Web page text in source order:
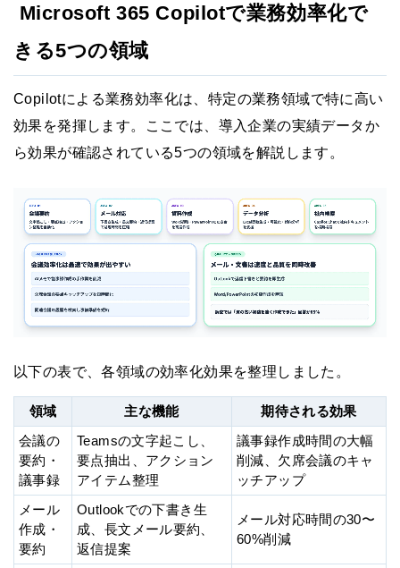
Microsoft 365 Copilotで業務効率化で
きる5つの領域
Copilotによる業務効率化は、特定の業務領域で特に高い
効果を発揮します。ここでは、導入企業の実績データか
ら効果が確認されている5つの領域を解説します。
以下の表で、各領域の効率化効果を整理しました。
領域 主な機能
期待される効果
会議の
要約・
議事録
Teamsの文字起こし、
要点抽出、アクション
アイテム整理
議事録作成時間の大幅
削減、欠席会議のキャ
ッチアップ
メール
作成・
要約
Outlookでの下書き生
成、長文メール要約、
返信提案
メール対応時間の30〜
60%削減